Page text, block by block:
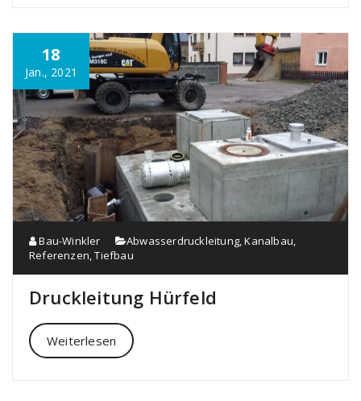
18
Jan., 2021
Bau-Winkler Abwasserdruckleitung,Kanalbau,
Referenzen,Tiefbau
Druckleitung Hürfeld
Weiterlesen